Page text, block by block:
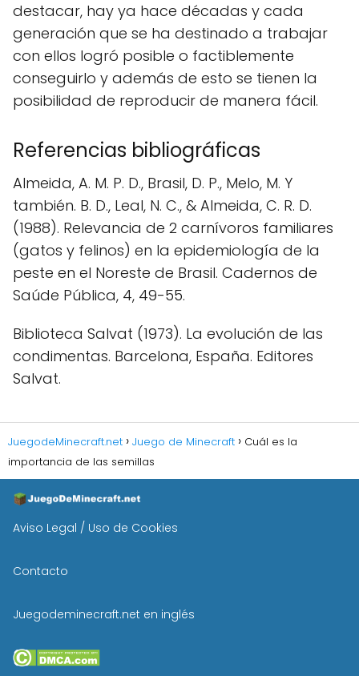
destacar, hay ya hace décadas y cada
generación que se ha destinado a trabajar
con ellos logró posible o factiblemente
conseguirlo y además de esto se tienen la
posibilidad de reproducir de manera fácil.
Referencias bibliográficas
Almeida, A. M. P. D., Brasil, D. P., Melo, M. Y
también. B. D., Leal, N. C., & Almeida, C. R. D.
(1988). Relevancia de 2 carnívoros familiares
(gatos y felinos) en la epidemiología de la
peste en el Noreste de Brasil. Cadernos de
Saúde Pública, 4, 49-55.
Biblioteca Salvat (1973). La evolución de las
condimentas. Barcelona, ​​España. Editores
Salvat.
JuegodeMinecraft.net Juego de Minecraft
Cuál es la
importancia de las semillas
Aviso Legal / Uso de Cookies
Contacto
Juegodeminecraft.net en inglés